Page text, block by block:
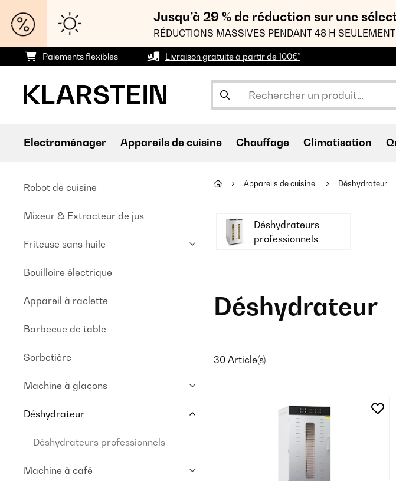
Jusqu’à 29 % de réduction sur une
RÉDUCTIONS MASSIVES PENDANT 48 H
Paiements flexibles Livraison gratuite à partir de 100€*
Electroménager Appareils de cuisine Chauffage Climatisation
Robot de cuisine
Mixeur & Extracteur de jus
Friteuse sans huile
Bouilloire électrique
Appareil à raclette
Barbecue de table
Sorbetière
Machine à glaçons
Déshydrateur
Déshydrateurs professionnels
Machine à café
Appareils de cuisine Déshydrateur
Déshydrateurs
professionnels
Déshydrateur
30 Article(s)